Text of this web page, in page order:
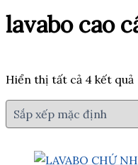
lavabo cao
Hiển thị tất cả 4 kết quả